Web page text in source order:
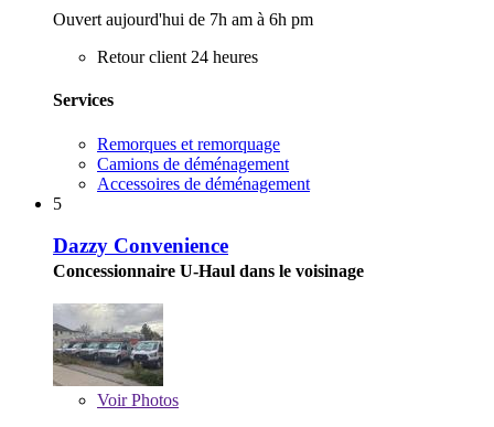
Ouvert aujourd'hui de 7h am à 6h pm
Retour client 24 heures
Services
Remorques et remorquage
Camions de déménagement
Accessoires de déménagement
5
Dazzy Convenience
Concessionnaire U-Haul dans le voisinage
VoirPhotos